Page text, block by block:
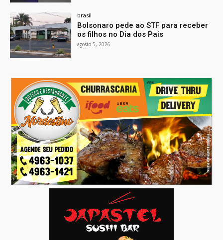
brasil
Bolsonaro pede ao STF para receber
os filhos no Dia dos Pais
agosto 5, 2026